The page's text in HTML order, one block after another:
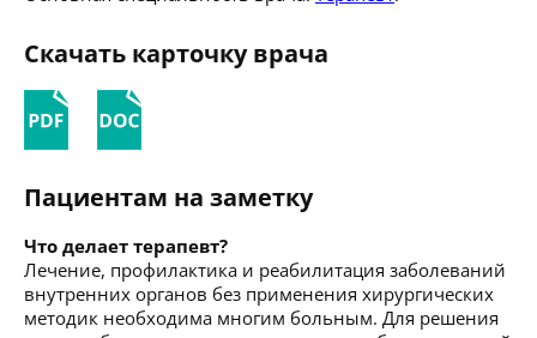
Скачать карточку врача
Пациентам на заметку
Что делает терапевт?
Лечение, профилактика и реабилитация заболеваний
внутренних органов без применения хирургических
методик необходима многим больным. Для решения